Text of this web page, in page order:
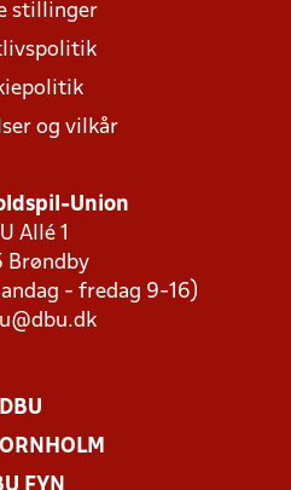
stillinger
og vilkår
Union
Allé 1
Brøndby
- fredag 9-16)
DBU
FYN